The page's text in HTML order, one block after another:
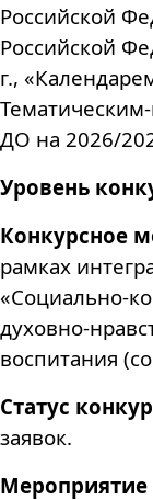
Российской
Российской
г.,
ДО на 2026/
Уровень
Конкурсное
рамках
«Социально-
духовно-
воспитания
Статус
заявок.
Мероприятие